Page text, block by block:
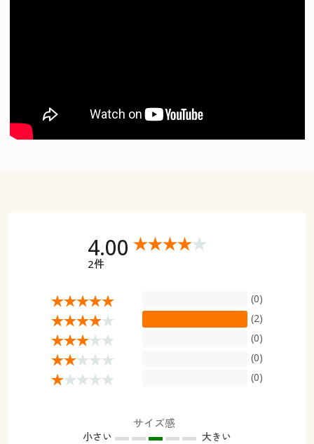
4.00
2件
(0)
(2)
(0)
(0)
(0)
サイズ感
小さい 大きい